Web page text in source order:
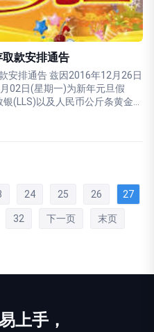
款安排通告
安排通告 兹因2016年12月26日
02日(星期一)为新年元旦假
(LLS)以及人民币公斤条黄金...
24 25 26 27
32 下一页 末页
上手，